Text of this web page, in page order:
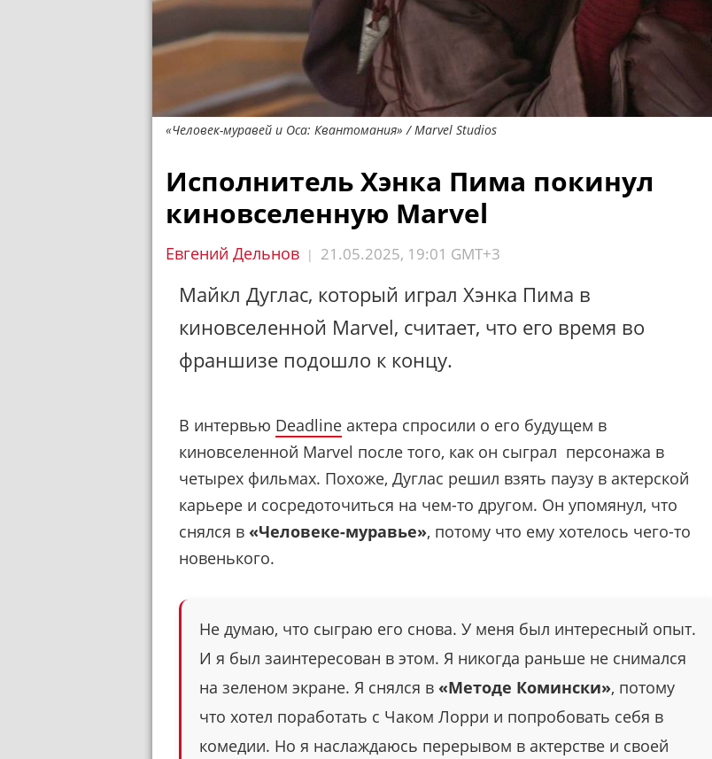
«Человек-муравей и Оса: Квантомания» / Marvel Studios
Исполнитель Хэнка Пима покинул
киновселенную Marvel
Евгений Дельнов | 21.05.2025, 19:01 GMT+3
Майкл Дуглас, который играл Хэнка Пима в
киновселенной Marvel, считает, что его время во
франшизе подошло к концу.
В интервью Deadline актера спросили о его будущем в
киновселенной Marvel после того, как он сыграл персонажа в
четырех фильмах. Похоже, Дуглас решил взять паузу в актерской
карьере и сосредоточиться на чем-то другом. Он упомянул, что
снялся в «Человеке-муравье», потому что ему хотелось чего-то
новенького.
Не думаю, что сыграю его снова. У меня был интересный опыт.
И я был заинтересован в этом. Я никогда раньше не снимался
на зеленом экране. Я снялся в «Методе Комински», потому
что хотел поработать с Чаком Лорри и попробовать себя в
комедии. Но я наслаждаюсь перерывом в актерстве и своей